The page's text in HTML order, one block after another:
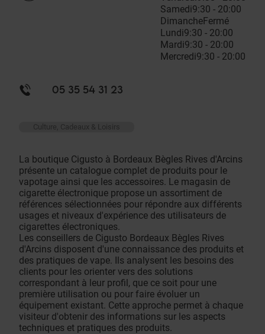
Samedi9:30 - 20:00
DimancheFermé
Lundi9:30 - 20:00
Mardi9:30 - 20:00
Mercredi9:30 - 20:00
05 35 54 31 23
Culture, Cadeaux & Loisirs
La boutique Cigusto à Bordeaux Bègles Rives d'Arcins
présente un catalogue complet de produits pour le
vapotage ainsi que les accessoires. Le magasin de
cigarette électronique propose un assortiment de
références sélectionnées pour répondre aux différents
usages et niveaux d'expérience des utilisateurs de
cigarettes électroniques.
Les conseillers de Cigusto Bordeaux Bègles Rives
d'Arcins disposent d'une connaissance des produits et
des pratiques de vape. Ils analysent les besoins des
clients pour les orienter vers des solutions
correspondant à leur profil, que ce soit pour une
première utilisation ou pour faire évoluer un
équipement existant. Cette approche permet à chaque
visiteur d'obtenir des informations sur les aspects
techniques et pratiques des produits.